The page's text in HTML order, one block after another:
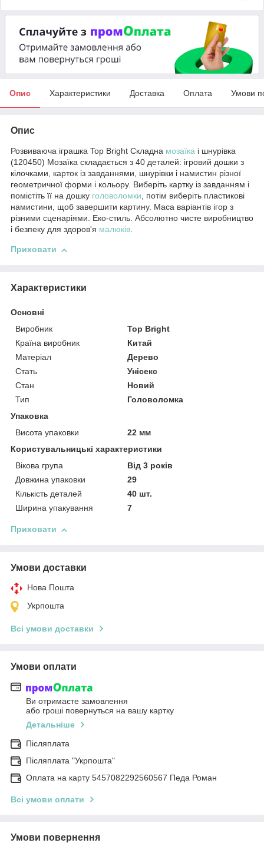
Опис Характеристики Доставка Оплата Умови
Опис
Розвиваюча іграшка Top Bright Складна мозаїка і шнурівка
(120450) Мозаїка складається з 40 деталей: ігровий дошки з
кілочками, карток із завданнями, шнурівки і намистин різної
геометричної форми і кольору. Виберіть картку із завданням і
помістіть її на дошку головоломки, потім виберіть пластикові
намистини, щоб завершити картину. Маса варіантів ігор з
різними сценаріями. Еко-стиль. Абсолютно чисте виробництво
і безпеку для здоров'я малюків.
Приховати
Характеристики
Основні
Виробник
Top Bright
Країна виробник
Китай
Матеріал
Дерево
Стать
Унісекс
Стан
Новий
Тип
Головоломка
Упаковка
Висота упаковки
22 мм
Користувальницькі характеристики
Вікова група
Від 3 років
Довжина упаковки
29
Кількість деталей
40 шт.
Ширина упакування
7
Приховати
Умови доставки
Нова Пошта
Укрпошта
Всі умови доставки
Умови оплати
Ви отримаєте замовлення
або гроші повернуться на вашу картку
Детальніше
Післяплата
Післяплата "Укрпошта"
Оплата на карту 5457082292560567 Педа Роман
Всі умови оплати
Умови повернення